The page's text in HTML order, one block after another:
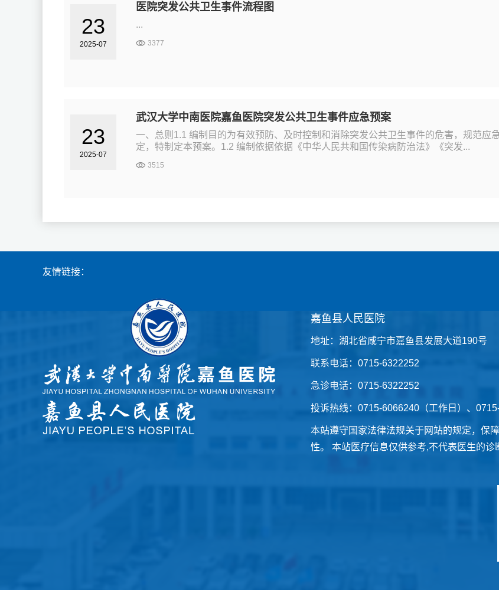
23
2025-07
医院突发公共卫生事件流程图
...
3377
23
2025-07
武汉大学中南医院嘉鱼医院突发公共卫生事件应急预案
一、总则1.1 编制目的为有效预防、及时控制和消除突发公共卫生事件的危害，规范应
定，特制定本预案。1.2 编制依据依据《中华人民共和国传染病防治法》《突发...
3515
友情链接：
嘉鱼县人民医院
地址：湖北省咸宁市嘉鱼县发展大道190号
联系电话：0715-6322252
急诊电话：0715-6322252
投诉热线：0715-6066240（工作日）、
本站遵守国家法律法规关于网站的规定，保
性。 本站医疗信息仅供参考,不代表医生的诊